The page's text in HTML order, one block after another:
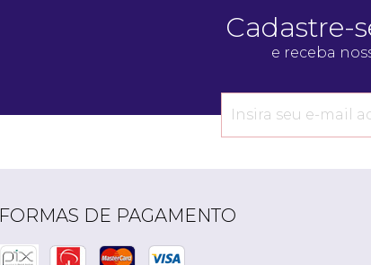
Cadastre-
e receba
FORMAS DE PAGAMENTO